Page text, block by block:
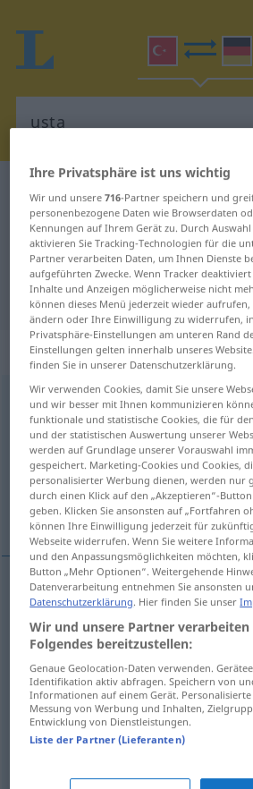
Türkisch-Deutsch
"usta"
"usta" Deutsch
„usta“
usta
Übersicht aller Übersetzungen
(Für mehr Details die Übersetzung
Meisterin, Handwerker,
bewandert
Meister(in) M(F) usta
Handwerker M usta UMG
meisterhaft usta
erfahren bewandert usta
Ihre Privatsphäre ist uns wichtig
Wir und unsere716-Partner speichern und
personenbezogene Daten wie Browserdaten
Kennungen auf Ihrem Gerät zu. Durch
aktivieren Sie Tracking-Technologien für die
Partner verarbeiten Daten, um Ihnen Dienste
aufgeführten Zwecke. Wenn Tracker
Inhalte und Anzeigen möglicherweise nicht
können dieses Menü jederzeit wieder
ändern oder Ihre Einwilligung zu widerrufen,
Privatsphäre-Einstellungen am unteren Rand
Einstellungen gelten innerhalb unseres
finden Sie in unserer Datenschutzerklärung.
Wir verwenden Cookies, damit Sie unsere
und wir besser mit Ihnen kommunizieren
funktionale und statistische Cookies, die für
und der statistischen Auswertung unserer
werden auf Grundlage unserer Vorauswahl
gespeichert. Marketing-Cookies und Cookies,
personalisierter Werbung dienen, werden nur
durch einen Klick auf den „Akzeptieren“-
geben. Klicken Sie ansonsten auf „Fortfahren
können Ihre Einwilligung jederzeit für
Webseite widerrufen. Wenn Sie weitere
und den Anpassungsmöglichkeiten möchten,
Button „Mehr Optionen“. Weitergehende
Datenverarbeitung entnehmen Sie ansonsten
Datenschutzerklärung. Hier finden Sie unser
Wir und unsere Partner verarbeiten
Folgendes bereitzustellen:
Genaue Geolocation-Daten verwenden.
Identifikation aktiv abfragen. Speichern von
Informationen auf einem Gerät.
Messung von Werbung und Inhalten,
Entwicklung von Dienstleistungen.
Liste der Partner (Lieferanten)